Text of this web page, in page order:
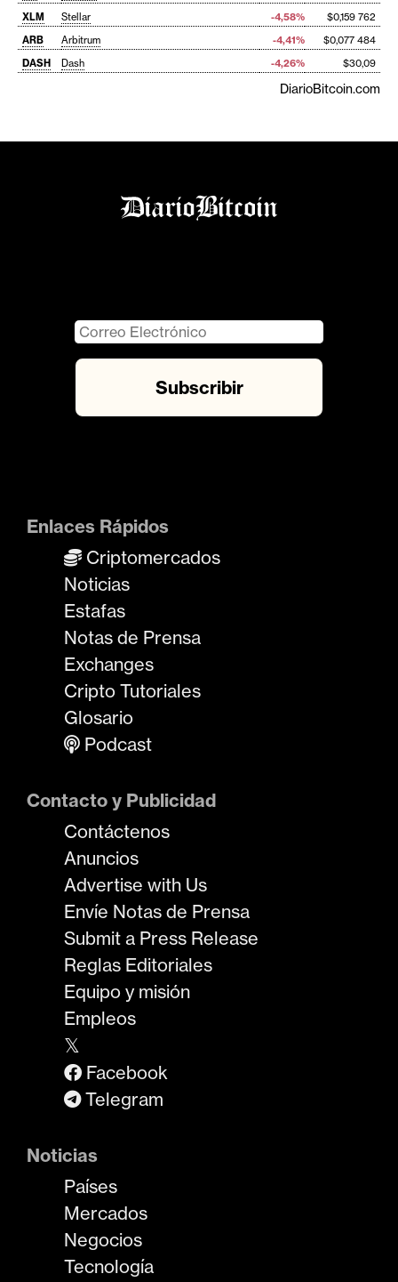
XLM Stellar -4,58%
$0,159 762
ARB
Arbitrum -4,41%
$0,077 484
DASH
Dash -4,26% $30,09
DiarioBitcoin.com
Enlaces Rápidos
Criptomercados
Noticias
Estafas
Notas de Prensa
Exchanges
Cripto Tutoriales
Glosario
Podcast
Contacto y Publicidad
Contáctenos
Anuncios
Advertise with Us
Envíe Notas de Prensa
Submit a Press Release
Reglas Editoriales
Equipo y misión
Empleos
𝕏
Facebook
Telegram
Noticias
Países
Mercados
Negocios
Tecnología